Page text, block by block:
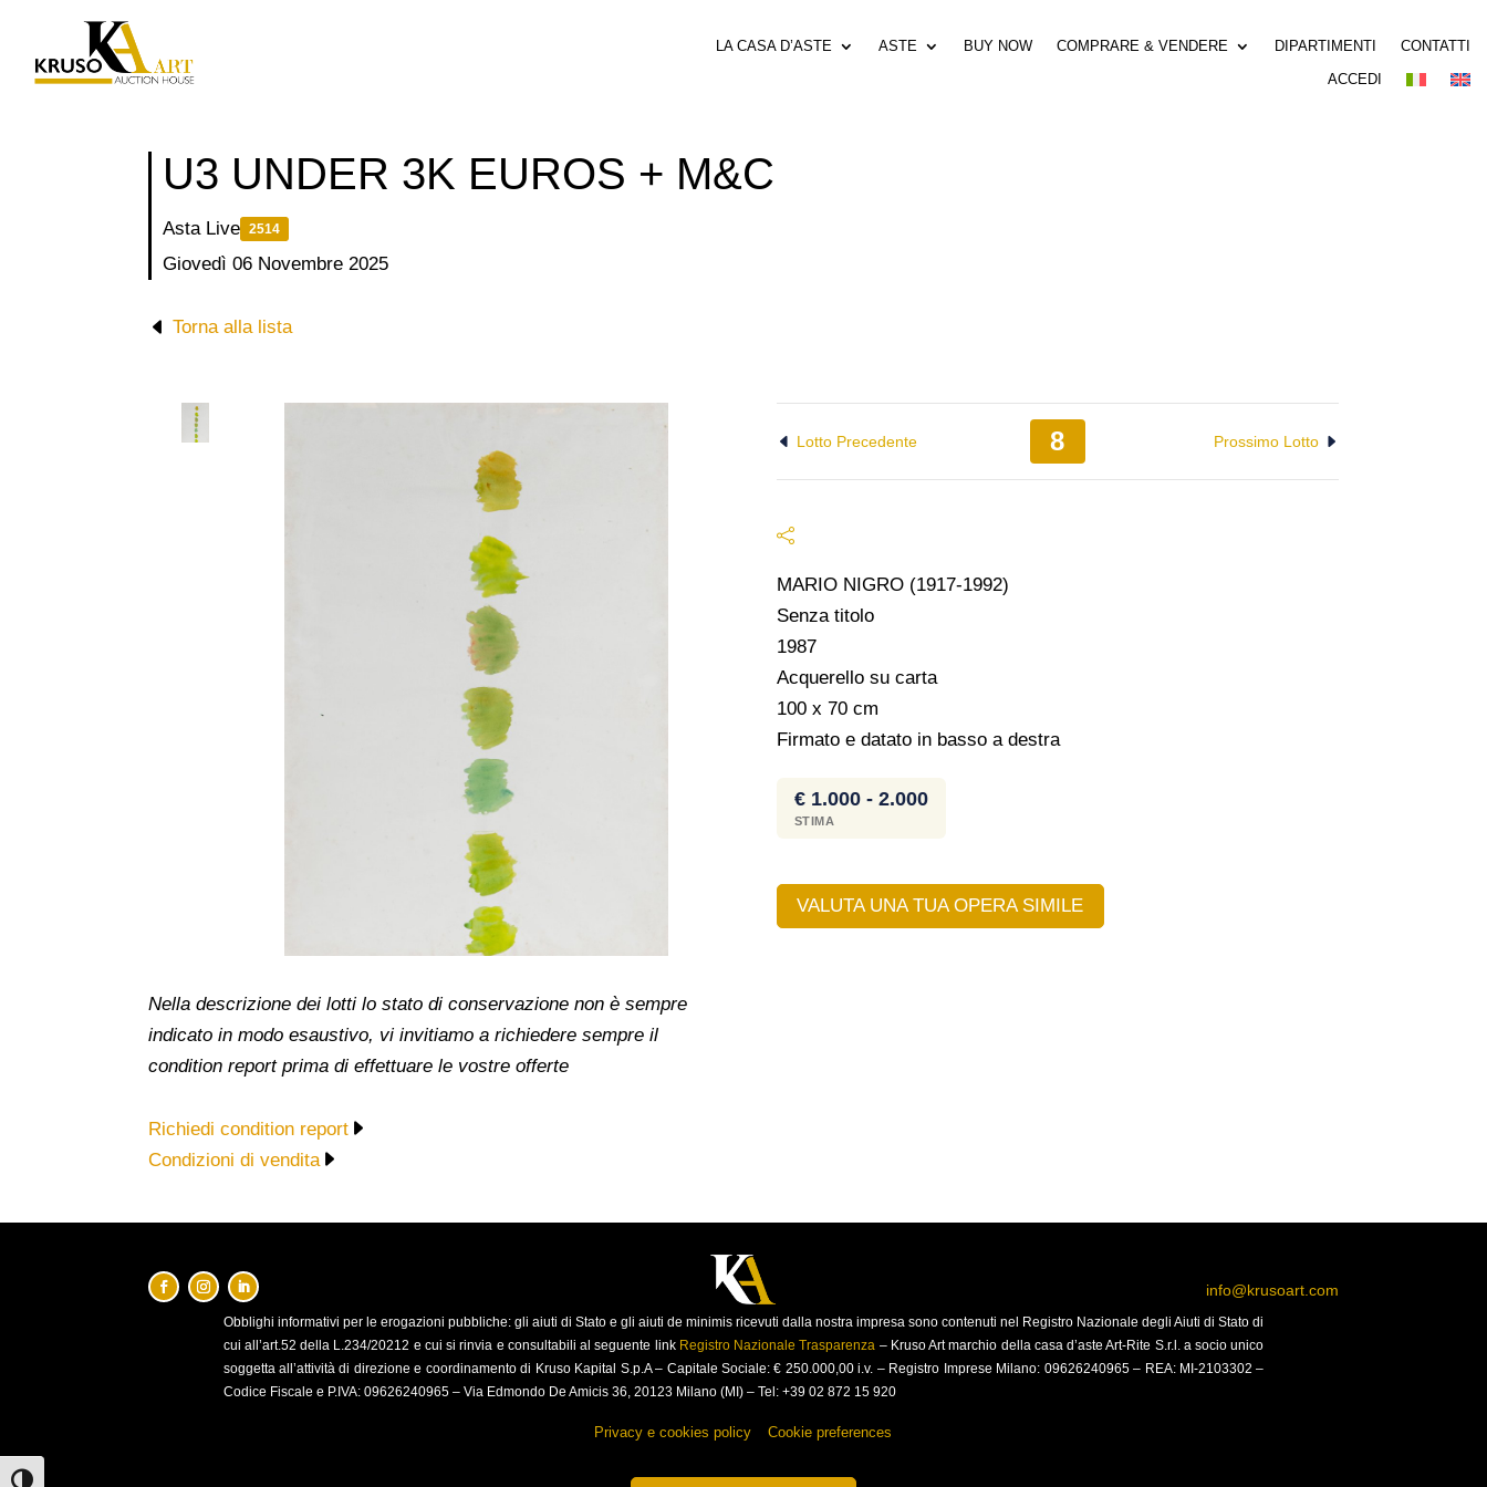
contenuto
LA CASA D’ASTE ASTE BUY NOW COMPRARE & VENDERE DIPARTIMENTI
CONTATTI
ACCEDI
U3 UNDER 3K EUROS + M&C
Asta Live 2514
Giovedì 06 Novembre 2025
Torna alla lista
Nella descrizione dei lotti lo stato di conservazione non è sempre
indicato in modo esaustivo, vi invitiamo a richiedere sempre il
condition report prima di effettuare le vostre offerte
Richiedi condition report
Condizioni di vendita
Lotto Precedente 8 Prossimo Lotto
MARIO NIGRO (1917-1992)
Senza titolo
1987
Acquerello su carta
100 x 70 cm
Firmato e datato in basso a destra
€ 1.000 - 2.000
STIMA
VALUTA UNA TUA OPERA SIMILE
info@krusoart.com
Obblighi informativi per le erogazioni pubbliche: gli aiuti di Stato e gli aiuti de minimis ricevuti dalla nostra impresa sono contenuti nel Registro Nazionale degli Aiuti di Stato di
cui all’art.52 della L.234/20212 e cui si rinvia e consultabili al seguente link Registro Nazionale Trasparenza – Kruso Art marchio della casa d’aste Art-Rite S.r.l. a socio unico
soggetta all’attività di direzione e coordinamento di Kruso Kapital S.p.A – Capitale Sociale: € 250.000,00 i.v. – Registro Imprese Milano: 09626240965 – REA: MI-2103302 –
Codice Fiscale e P.IVA: 09626240965 – Via Edmondo De Amicis 36, 20123 Milano (MI) – Tel: +39 02 872 15 920
Privacy e cookies policy –Cookie preferences